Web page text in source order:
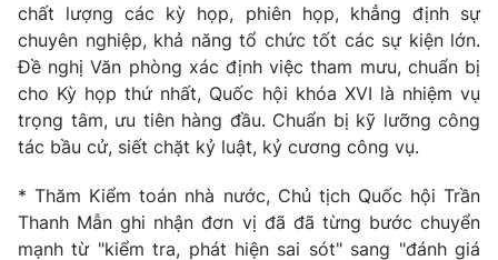
chất lượng các kỳ họp, phiên họp, khẳng định sự
chuyên nghiệp, khả năng tổ chức tốt các sự kiện lớn.
Đề nghị Văn phòng xác định việc tham mưu, chuẩn bị
cho Kỳ họp thứ nhất, Quốc hội khóa XVI là nhiệm vụ
trọng tâm, ưu tiên hàng đầu. Chuẩn bị kỹ lưỡng công
tác bầu cử, siết chặt kỷ luật, kỷ cương công vụ.
* Thăm Kiểm toán nhà nước, Chủ tịch Quốc hội Trần
Thanh Mẫn ghi nhận đơn vị đã đã từng bước chuyển
mạnh từ "kiểm tra, phát hiện sai sót" sang "đánh giá